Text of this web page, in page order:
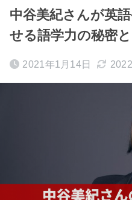
中谷美紀さんが英
せる語学力の秘密
2021年1月14日